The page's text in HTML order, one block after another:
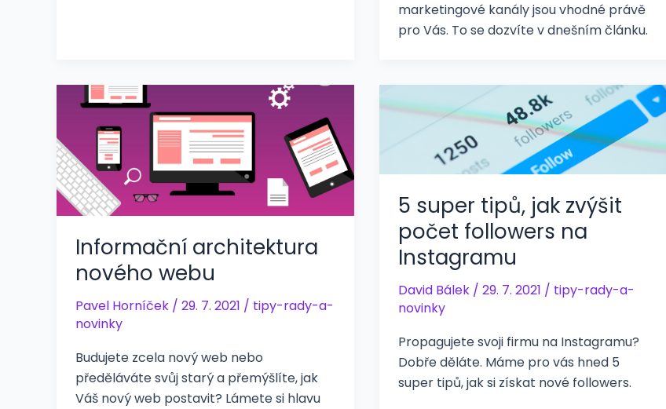
marketingové kanály jsou vhodné právě
pro Vás. To se dozvíte v dnešním článku.
Informační architektura
nového webu
Pavel Horníček / 29. 7. 2021 / tipy-rady-a-
novinky
Budujete zcela nový web nebo
předěláváte svůj starý a přemýšlíte, jak
Váš nový web postavit? Lámete si hlavu
5 super tipů, jak zvýšit
počet followers na
Instagramu
David Bálek / 29. 7. 2021 / tipy-rady-a-
novinky
Propagujete svoji firmu na Instagramu?
Dobře děláte. Máme pro vás hned 5
super tipů, jak si získat nové followers.